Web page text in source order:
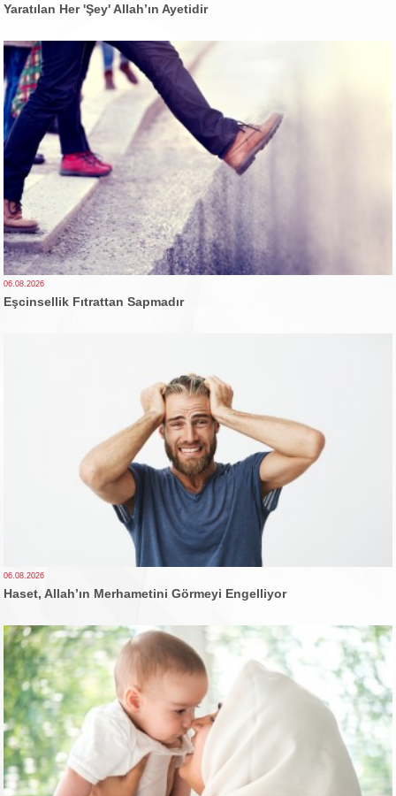
Yaratılan Her 'Şey' Allah’ın Ayetidir
06.08.2026
Eşcinsellik Fıtrattan Sapmadır
06.08.2026
Haset, Allah’ın Merhametini Görmeyi Engelliyor